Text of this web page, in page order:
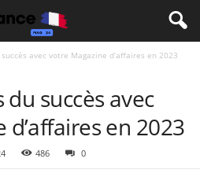
avec votre Magazine d’affaires en 2023
du succès avec
en 2023
486 0